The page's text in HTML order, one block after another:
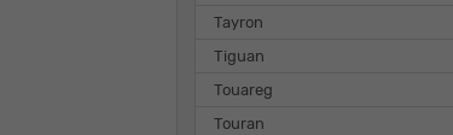
Tayron
Tiguan
Touareg
Touran